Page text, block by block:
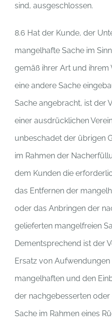
sind, ausgeschlossen.
8.6 Hat der Kunde, der
mangelhafte Sache im
gemäß ihrer Art und
eine andere Sache
Sache angebracht, ist der
einer ausdrücklichen
unbeschadet der übrigen
im Rahmen der
dem Kunden die
das Entfernen der
oder das Anbringen der
gelieferten mangelfreien
Dementsprechend ist der
Ersatz von
mangelhaften und den
der nachgebesserten
Sache im Rahmen eines